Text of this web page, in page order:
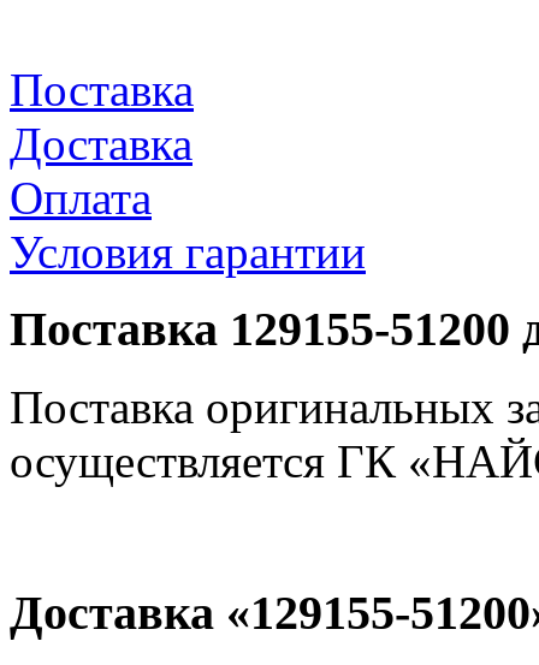
Поставка
Доставка
Оплата
Условия гарантии
Поставка 129155-51200
Поставка оригинальных
осуществляется ГК
Доставка «129155-